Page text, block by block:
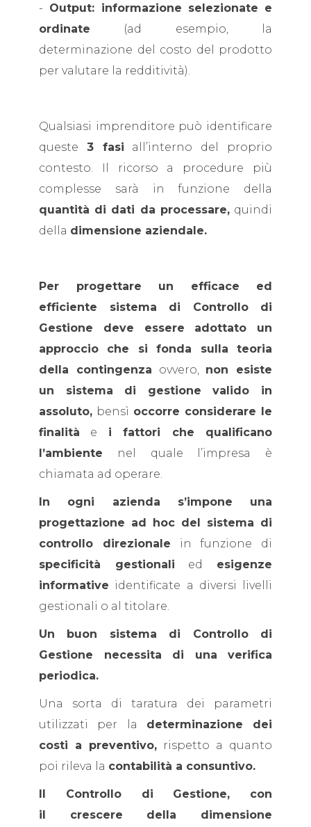
- Output: informazione selezionate e
ordinate (ad esempio, la
determinazione del costo del prodotto
per valutare la redditività).
Qualsiasi imprenditore può identificare
queste 3 fasi all’interno del proprio
contesto. Il ricorso a procedure più
complesse sarà in funzione della
quantità di dati da processare,quindi
della dimensione aziendale.
Per progettare un efficace ed
efficiente sistema di Controllo di
Gestione deve essere adottato un
approccio che si fonda sulla teoria
della contingenza ovvero, non esiste
un sistema di gestione valido in
assoluto, bensì occorre considerare le
finalità e i fattori che qualificano
l’ambiente nel quale l’impresa è
chiamata ad operare.
In ogni azienda s’impone una
progettazione ad hoc del sistema di
controllo direzionale in funzione di
specificità gestionali ed esigenze
informative identificate a diversi livelli
gestionali o al titolare.
Un buon sistema di Controllo di
Gestione necessita di una verifica
periodica.
Una sorta di taratura dei parametri
utilizzati per la determinazione dei
costi a preventivo, rispetto a quanto
poi rileva la contabilità a consuntivo.
Il Controllo di Gestione, con
il crescere della dimensione